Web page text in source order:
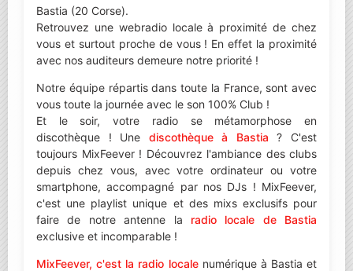
Bastia (20 Corse).
Retrouvez une webradio locale à proximité de chez
vous et surtout proche de vous ! En effet la proximité
avec nos auditeurs demeure notre priorité !
Notre équipe répartis dans toute la France, sont avec
vous toute la journée avec le son 100% Club !
Et le soir, votre radio se métamorphose en
discothèque ! Une discothèque à Bastia ? C'est
toujours MixFeever ! Découvrez l'ambiance des clubs
depuis chez vous, avec votre ordinateur ou votre
smartphone, accompagné par nos DJs ! MixFeever,
c'est une playlist unique et des mixs exclusifs pour
faire de notre antenne la radio locale de Bastia
exclusive et incomparable !
MixFeever, c'est la radio localenumérique à Bastia et